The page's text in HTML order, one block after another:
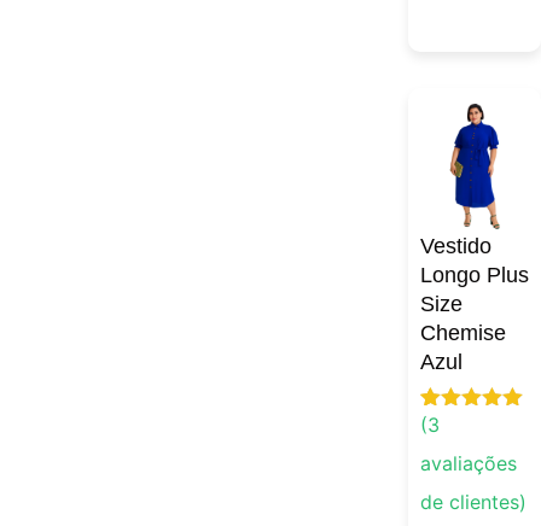
Vestido
Longo Plus
Size
Chemise
Azul
Avaliado
de 5, com
em
3
(3
avaliações
de clientes)